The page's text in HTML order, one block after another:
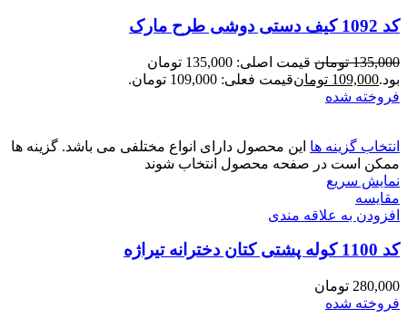
کد 1092 کیف دستی دوشی طرح مارک
135,000 تومان
قیمت اصلی: 135,000 تومان
بود.109,000 تومانقیمت فعلی: 109,000 تومان.
فروخته شده
انتخاب گزینه ها این محصول دارای انواع مختلفی می باشد. گزینه ها
ممکن است در صفحه محصول انتخاب شوند
نمایش سریع
مقايسه
افزودن به علاقه مندی
کد 1100 کوله پشتی کتان دخترانه تیراژه
280,000 تومان
فروخته شده